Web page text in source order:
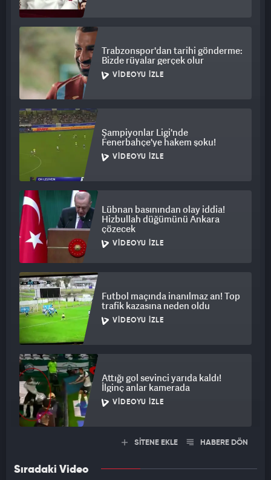
Trabzonspor'dan tarihi gönderme:
Bizde rüyalar gerçek olur
VIDEOYU İZLE
Şampiyonlar Ligi'nde
Fenerbahçe'ye hakem şoku!
VIDEOYU İZLE
Lübnan basınından olay iddia!
Hizbullah düğümünü Ankara
çözecek
VIDEOYU İZLE
Futbol maçında inanılmaz an! Top
trafik kazasına neden oldu
VIDEOYU İZLE
Attığı gol sevinci yarıda kaldı!
İlginç anlar kamerada
VIDEOYU İZLE
SİTENE EKLE HABERE DÖN
Sıradaki Video